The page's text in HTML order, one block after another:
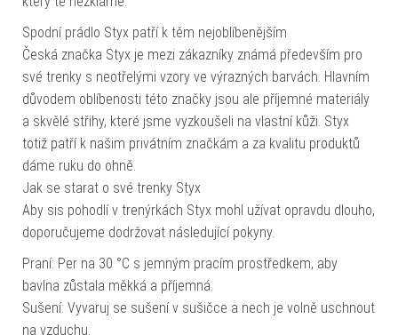
Spodní prádlo Styx patří k těm nejoblíbenějším
Česká značka Styx je mezi zákazníky známá především pro
své trenky s neotřelými vzory ve výrazných barvách. Hlavním
důvodem oblíbenosti této značky jsou ale příjemné materiály
a skvělé střihy, které jsme vyzkoušeli na vlastní kůži. Styx
totiž patří k našim privátním značkám a za kvalitu produktů
dáme ruku do ohně.
Jak se starat o své trenky Styx
Aby sis pohodlí v trenýrkách Styx mohl užívat opravdu dlouho,
doporučujeme dodržovat následující pokyny.
Praní: Per na 30 °C s jemným pracím prostředkem, aby
bavlna zůstala měkká a příjemná.
Sušení: Vyvaruj se sušení v sušičce a nech je volně uschnout
na vzduchu.